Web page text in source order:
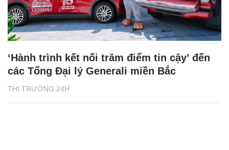
THỊ TRƯỜNG 24H
‘Hành trình kết nối trăm điểm tin cậy’ đến
các Tổng Đại lý Generali miền Bắc